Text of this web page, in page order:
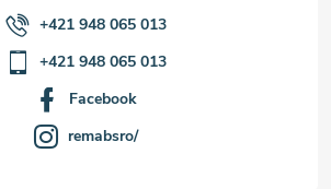
+421 948 065 013
+421 948 065 013
Facebook
remabsro/